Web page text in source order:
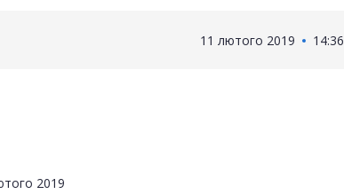
11 лютого 2019 14:36
2019